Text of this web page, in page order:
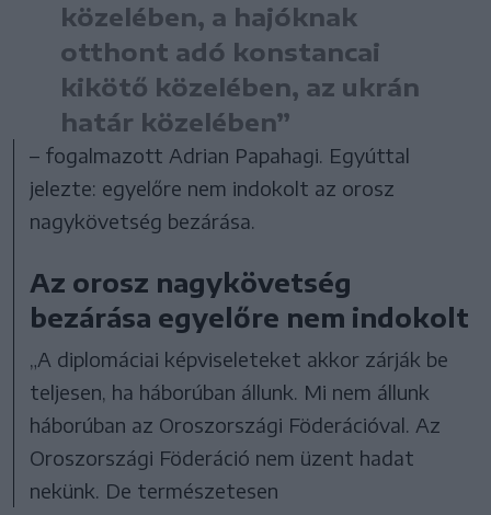
közelében, a hajóknak
otthont adó konstancai
kikötő közelében, az ukrán
határ közelében”
– fogalmazott Adrian Papahagi. Egyúttal
jelezte: egyelőre nem indokolt az orosz
nagykövetség bezárása.
Az orosz nagykövetség
bezárása egyelőre nem indokolt
„A diplomáciai képviseleteket akkor zárják be
teljesen, ha háborúban állunk. Mi nem állunk
háborúban az Oroszországi Föderációval. Az
Oroszországi Föderáció nem üzent hadat
nekünk. De természetesen